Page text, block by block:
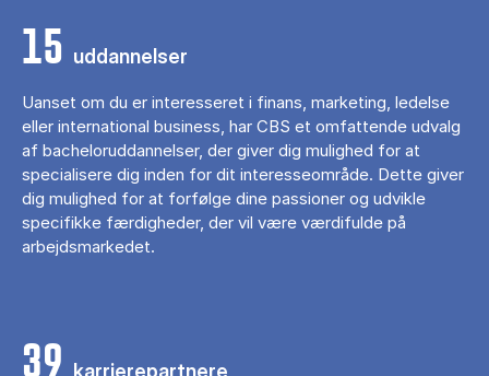
15 uddannelser
Uanset om du er interesseret i finans, marketing, ledelse
eller international business, har CBS et omfattende udvalg
af bacheloruddannelser, der giver dig mulighed for at
specialisere dig inden for dit interesseområde. Dette giver
dig mulighed for at forfølge dine passioner og udvikle
specifikke færdigheder, der vil være værdifulde på
arbejdsmarkedet.
39 karrierepartnere